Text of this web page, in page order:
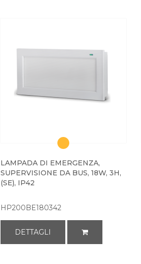
LAMPADA DI EMERGENZA,
SUPERVISIONE DA BUS, 18W, 3H,
(SE), IP42
HP200BE180342
DETTAGLI